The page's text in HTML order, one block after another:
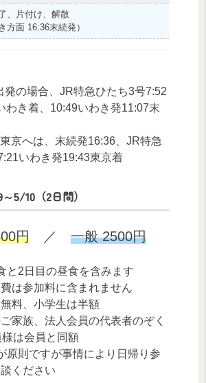
、片付け、解散
方面 16:36末続発）
発の場合、JR特急ひたち3号7:52
わき着、10:49いわき発11:07末
京へは、末続発16:36、JR特急
いわき発19:43東京着
5/10（2日間）
円 ／ 一般 2500円
と2日目の昼食を含みます
は参加料に含まれません
料、小学生は半額
家族、法人会員の代表者のぞく
は会員と同額
原則ですが事情により日帰り参
ください